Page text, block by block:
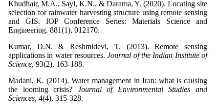
Khudhair, M.A., Sayl, K.N., & Darama, Y. (2020). Locating site
selection for rainwater harvesting structure using remote sensing
and GIS. IOP Conference Series: Materials Science and
Engineering. 881(1), 012170.
Kumar, D.N. & Reshmidevi, T. (2013). Remote sensing
applications in water resources.Journal of the Indian Institute of
Science, 93(2), 163-188.
Madani, K. (2014). Water management in Iran: what is causing
the looming crisis? Journal of Environmental Studies and
Sciences, 4(4), 315-328.